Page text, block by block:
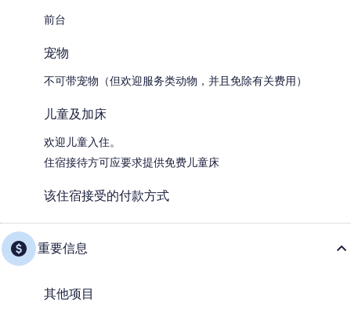
前台
宠物
不可带宠物（但欢迎服务类动物，并且免除有关费用）
儿童及加床
欢迎儿童入住。
住宿接待方可应要求提供免费儿童床
该住宿接受的付款方式
重要信息
其他项目